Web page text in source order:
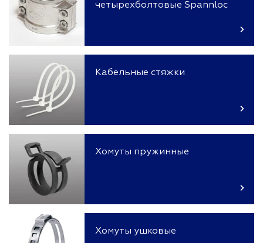
четырехболтовые Spannloc
Кабельные стяжки
Хомуты пружинные
Хомуты ушковые